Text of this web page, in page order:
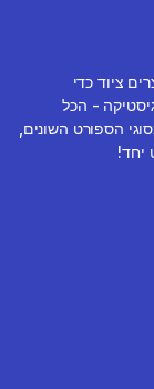
ציוד כדי
- הכל
הספורט השונים,